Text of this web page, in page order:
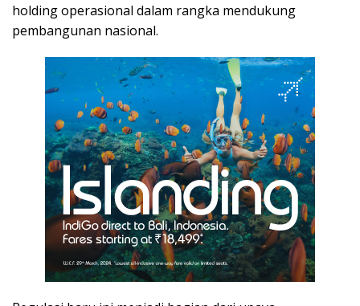
holding operasional dalam rangka mendukung
pembangunan nasional.